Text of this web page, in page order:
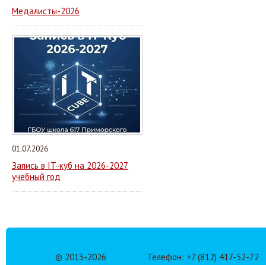
Медалисты-2026
01.07.2026
Запись в IT-куб на 2026-2027
учебный год
© 2013-2026 Телефон: +7 (812) 417-52-72